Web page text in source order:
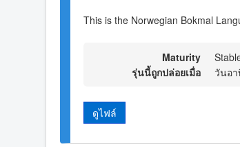
This is the Norwegian Bokmal
Maturity
รุ่นนี้ถูกปล่อยเมื่อ
วันอ
ดูไฟล์